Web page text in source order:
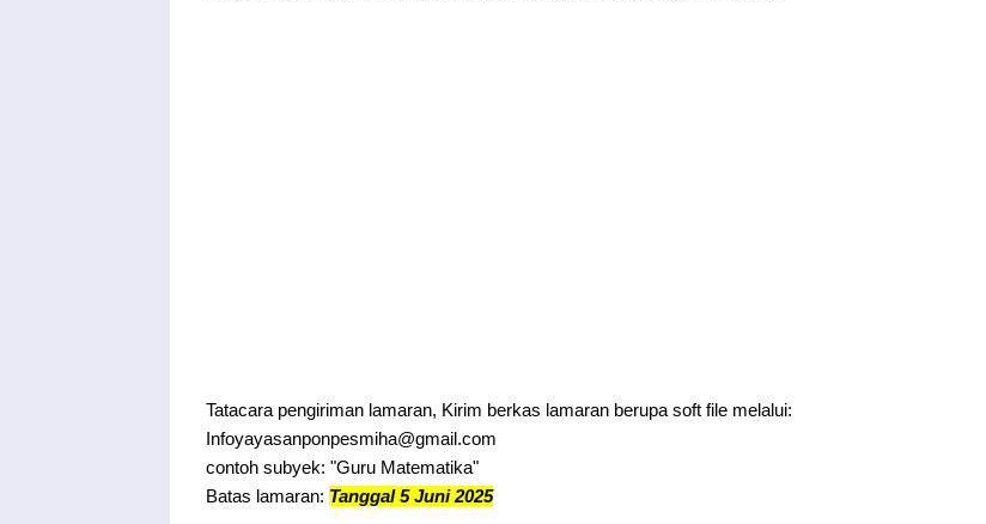
Tatacara pengiriman lamaran, Kirim berkas lamaran berupa soft file melalui:
Infoyayasanponpesmiha@gmail.com
contoh subyek: "Guru Matematika"
Batas lamaran: Tanggal 5 Juni 2025